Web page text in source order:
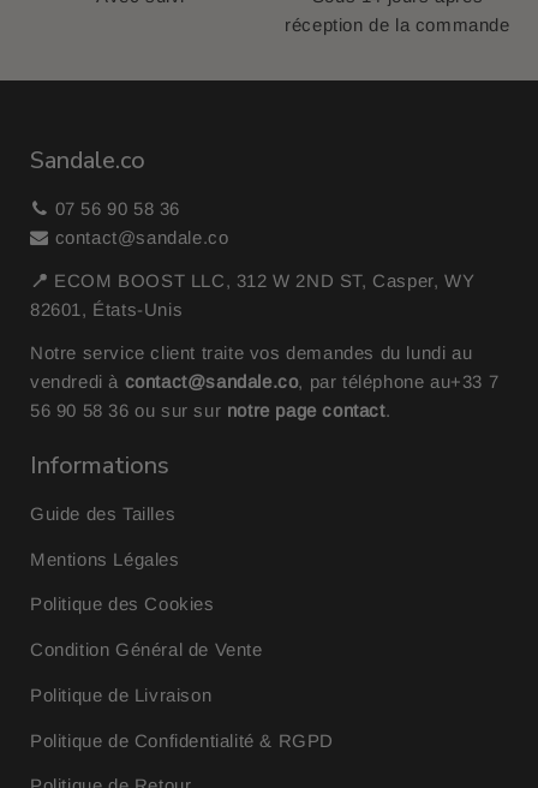
réception de la commande
Sandale.co
07 56 90 58 36
contact@sandale.co
📍 ECOM BOOST LLC, 312 W 2ND ST, Casper, WY
82601, États-Unis
Notre service client traite vos demandes du lundi au
vendredi à contact@sandale.co, par téléphone au+33 7
56 90 58 36ou sur sur notre page contact.
Informations
Guide des Tailles
Mentions Légales
Politique des Cookies
Condition Général de Vente
Politique de Livraison
Politique de Confidentialité & RGPD